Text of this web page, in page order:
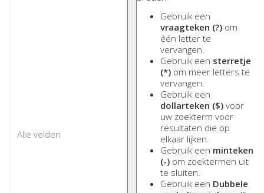
Gebruik een
vraagteken (?) om
één letter te
vervangen.
Gebruik een sterretje
(*) om meer letters te
vervangen.
Gebruik een
dollarteken ($) voor
uw zoekterm voor
resultaten die op
elkaar lijken.
Gebruik een minteken
(-) om zoektermen uit
te sluiten.
Gebruik een Dubbele